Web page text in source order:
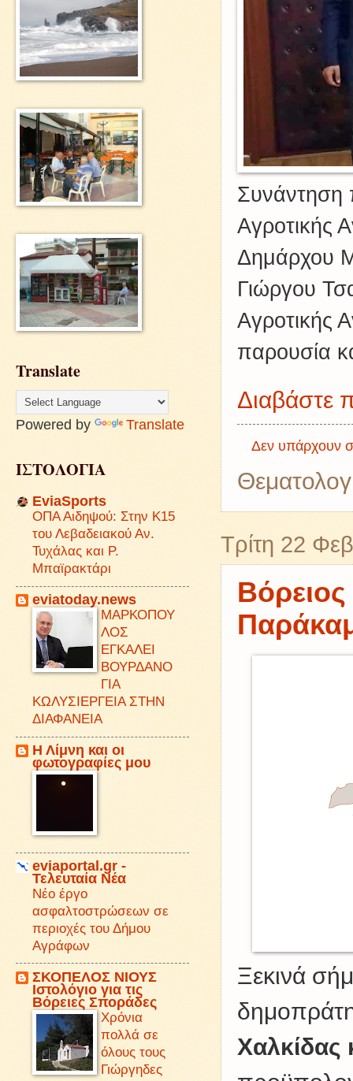
Συνάντηση
Αγροτικής
Δημάρχου
Γιώργου
Αγροτικής
παρουσία
Διαβάστε
Δεν υπάρχουν
Τρίτη 22
Ξεκινά
Translate
Powered by Translate
ΙΣΤΟΛΟΓΙΑ
EviaSports
ΟΠΑ Αιδηψού: Στην Κ15
του Λεβαδειακού Αν.
Τυχάλας και Ρ.
Μπαϊρακτάρι
eviatoday.news
ΜΑΡΚΟΠΟΥ
ΛΟΣ
ΕΓΚΑΛΕΙ
ΒΟΥΡΔΑΝΟ
ΓΙΑ
ΚΩΛΥΣΙΕΡΓΕΙΑ ΣΤΗΝ
ΔΙΑΦΑΝΕΙΑ
Η Λίμνη και οι
φωτογραφίες μου
eviaportal.gr -
Τελευταία Νέα
Νέο έργο
ασφαλτοστρώσεων σε
περιοχές του Δήμου
Αγράφων
ΣΚΟΠΕΛΟΣ ΝΙΟΥΣ
Iστολόγιο για τις
Βόρειες Σποράδες
Χρόνια
πολλά σε
όλους τους
Γιώργηδες